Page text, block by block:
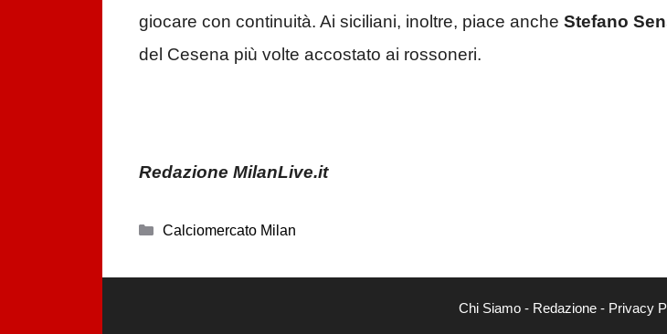
giocare con continuità. Ai siciliani, inoltre, piace anche Stefano
del Cesena più volte accostato ai rossoneri.
Redazione MilanLive.it
Categorie
Calciomercato Milan
Chi Siamo- Redazione- Privacy